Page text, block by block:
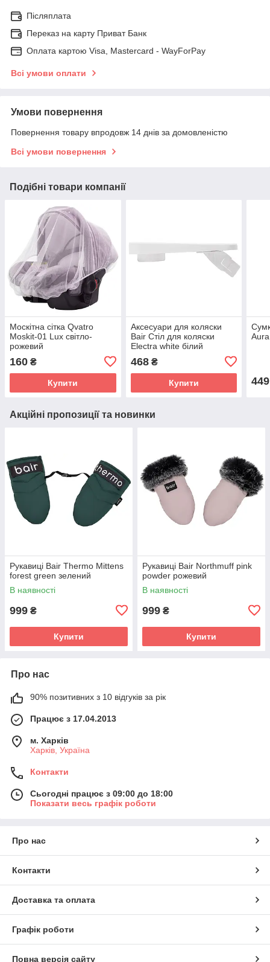
Післяплата
Переказ на карту Приват Банк
Оплата картою Visa, Mastercard - WayForPay
Всі умови оплати
Умови повернення
Повернення товару впродовж 14 днів за домовленістю
Всі умови повернення
Подібні товари компанії
Москітна сітка Qvatro
Moskit-01 Lux світло-
рожевий
160 ₴
Купити
Аксесуари для коляски
Bair Стіл для коляски
Electra white білий
468₴
Купити 449
Акційні пропозиції та новинки
Рукавиці Bair Thermo Mittens
forest green зелений
В наявності
999 ₴
Купити
Рукавиці Bair Northmuff pink
powder рожевий
В наявності
999 ₴
Купити
Про нас
90% позитивних з 10 відгуків за рік
Працює з 17.04.2013
м. Харків
Харків, Україна
Контакти
Сьогодні працює з 09:00 до 18:00
Показати весь графік роботи
Про нас
Контакти
Доставка та оплата
Графік роботи
Повна версія сайту